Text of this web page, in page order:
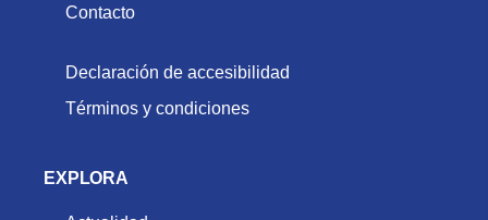
Contacto
Declaración de accesibilidad
Términos y condiciones
EXPLORA